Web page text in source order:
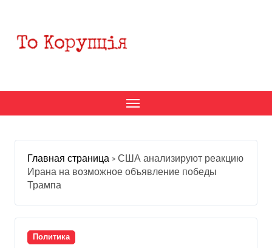
содержанию
Главная страница » США анализируют реакцию
Ирана на возможное объявление победы
Трампа
Политика